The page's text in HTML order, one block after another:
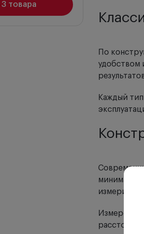
По
удобством
Каждый
Измерение
3 товара